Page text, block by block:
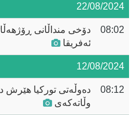
22/08/2024
08:02
دۆخی منداڵانی
ئەفریقا
12/08/2024
08:12
دەوڵەتی تورکیا هێرش
وڵاتەکەی